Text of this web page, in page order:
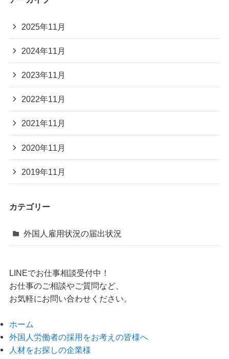
2025年11月
2024年11月
2023年11月
2022年11月
2021年11月
2020年11月
2019年11月
カテゴリー
外国人雇用状況の届出状況
LINEでお仕事相談受付中！
お仕事のご相談やご質問など、
お気軽にお問い合わせください。
ホーム
外国人労働者の採用をお考えの皆様へ
人材をお探しの企業様